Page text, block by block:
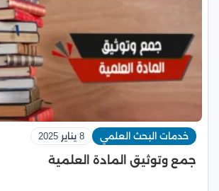
خدمات البحث العلمي 8 يناير 2025
جمع وتوثيق المادة العلمية